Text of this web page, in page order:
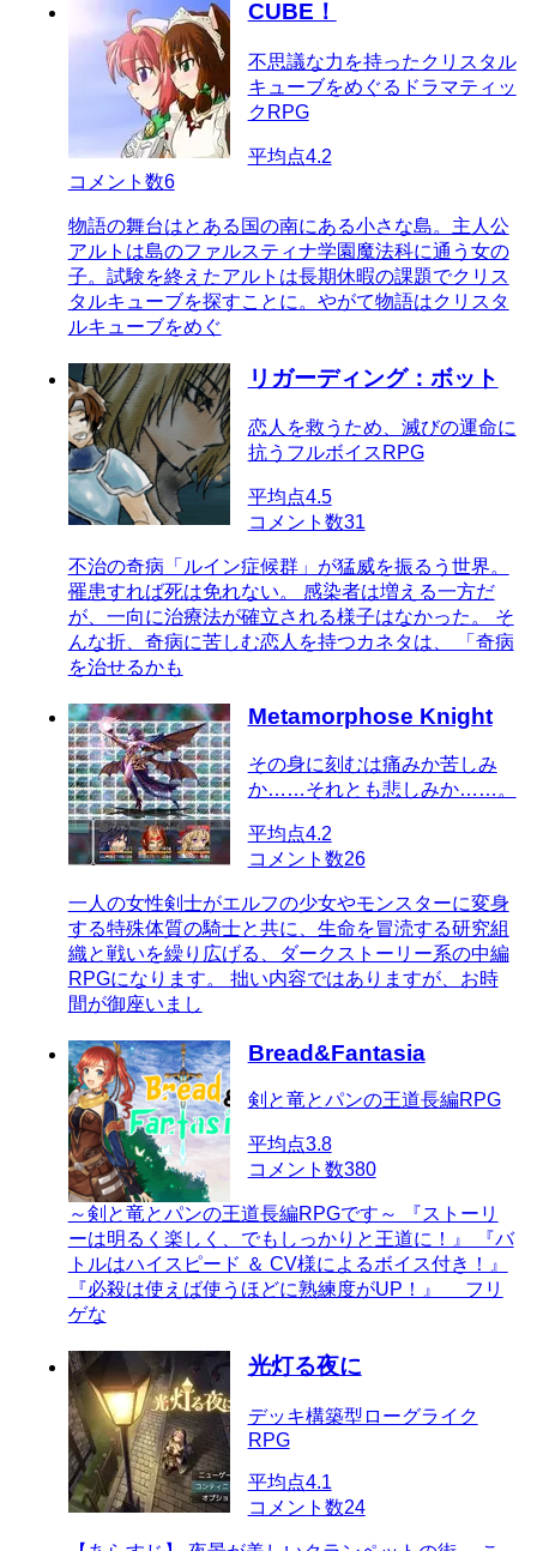
CUBE！
不思議な力を持ったクリスタル
キューブをめぐるドラマティッ
クRPG
平均点4.2
コメント数6
物語の舞台はとある国の南にある小さな島。主人公
アルトは島のファルスティナ学園魔法科に通う女の
子。試験を終えたアルトは長期休暇の課題でクリス
タルキューブを探すことに。やがて物語はクリスタ
ルキューブをめぐ
リガーディング：ボット
恋人を救うため、滅びの運命に
抗うフルボイスRPG
平均点4.5
コメント数31
不治の奇病「ルイン症候群」が猛威を振るう世界。
罹患すれば死は免れない。 感染者は増える一方だ
が、一向に治療法が確立される様子はなかった。 そ
んな折、奇病に苦しむ恋人を持つカネタは、 「奇病
を治せるかも
Metamorphose Knight
その身に刻むは痛みか苦しみ
か……それとも悲しみか……。
平均点4.2
コメント数26
一人の女性剣士がエルフの少女やモンスターに変身
する特殊体質の騎士と共に、生命を冒涜する研究組
織と戦いを繰り広げる、ダークストーリー系の中編
RPGになります。 拙い内容ではありますが、お時
間が御座いまし
Bread&Fantasia
剣と竜とパンの王道長編RPG
平均点3.8
コメント数380
～剣と竜とパンの王道長編RPGです～ 『ストーリ
ーは明るく楽しく、でもしっかりと王道に！』 『バ
トルはハイスピード ＆ CV様によるボイス付き！』
『必殺は使えば使うほどに熟練度がUP！』 フリ
ゲな
光灯る夜に
デッキ構築型ローグライク
RPG
平均点4.1
コメント数24